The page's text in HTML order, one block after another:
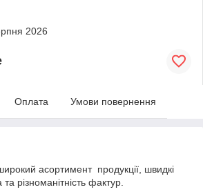
2026
Оплата Умови повернення
асортимент продукції, швидкі
різноманітність фактур.